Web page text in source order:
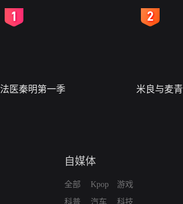
法医秦明第一季 米良与麦青
自媒体
全部
科普
Kpop
汽车
游戏
科技